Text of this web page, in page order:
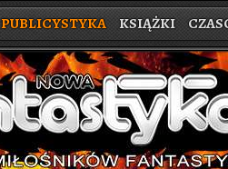
PUBLICYSTYKA KSIĄŻKI